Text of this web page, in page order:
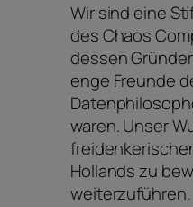
Wir sind eine
des Chaos
dessen
enge Freunde
waren. Unser
Hollands zu
weiterzuführen.